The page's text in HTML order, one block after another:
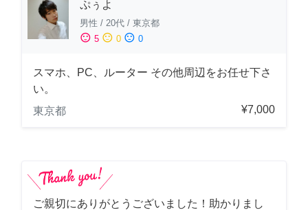
ぷぅよ
男性 / 20代 / 東京都
sentiment_satisfied 5 sentiment_neutral 0 sentiment_dissatisfied 0
スマホ、PC、ルーター その他周辺をお任せ下さ
い。
東京都
¥7,000
ご親切にありがとうございました！助かりまし